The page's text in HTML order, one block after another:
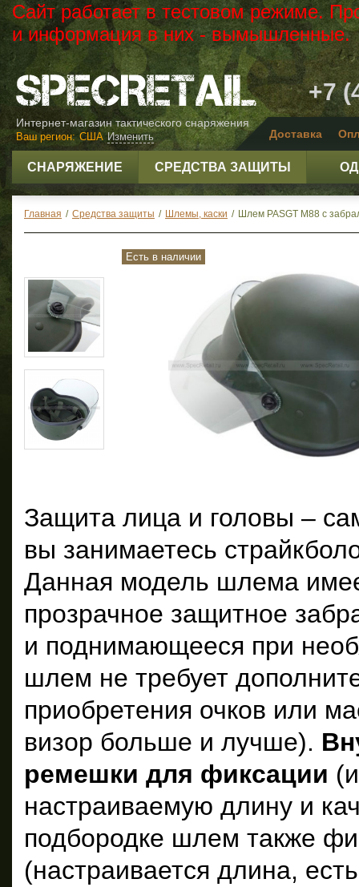
Сайт работает в тестовом режиме.
и информация в них - вымышленные.
Интернет-магазин тактического снаряжения
+7
Доставка
Изменить
Ваш регион: США
СНАРЯЖЕНИЕ СРЕДСТВА ЗАЩИТЫ
Главная / Средства защиты / Шлемы, каски / Шлем PASGT М88 с
Есть в наличии
Защита лица и головы –
вы занимаетесь
Данная модель шлема
прозрачное защитное
и поднимающееся при
шлем не требует
приобретения очков или
визор больше и лучше).
ремешки для фиксации
настраиваемую длину и
подбородке шлем также
(настраивается длина,